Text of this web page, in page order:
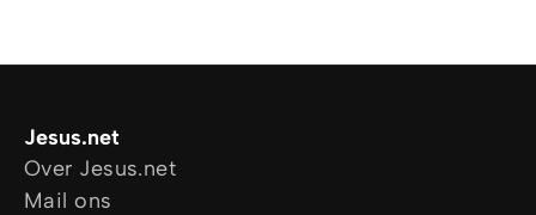
Jesus.net
Over Jesus.net
Mail ons